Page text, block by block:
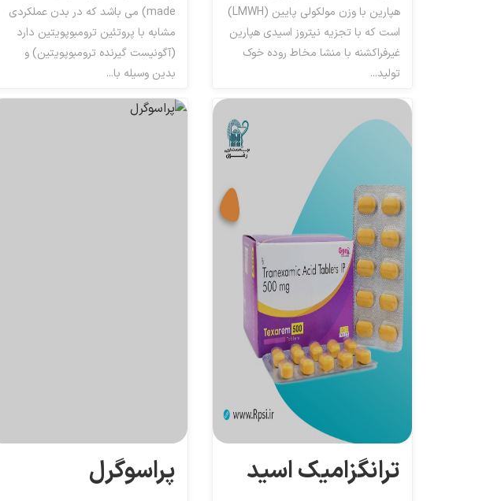
هپارین با وزن مولکولی پایین (LMWH)
است که با تجزیه نیتروز اسیدی هپارین
غیرفراکشنه با منشا مخاط روده خوک
تولید...
made) می باشد که در بدن عملکردی
مشابه با پروتئین ترومبوپویتین دارد
(آگونیست گیرنده ترومبوپویتین) و
بدین وسیله با...
داروهای محرک تولید پلاکت
ترانگزامیک اسید پراسوگرل